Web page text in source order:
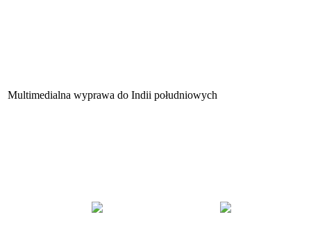
Multimedialna wyprawa do Indii południowych